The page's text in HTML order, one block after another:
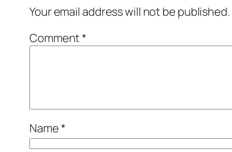
Your email address will not be published.
Comment*
Name*